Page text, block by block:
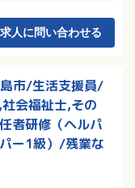
人に問い合わせる
島市/生活支援員/
会福祉士,その
者研修（ヘルパ
ー1級）/残業な